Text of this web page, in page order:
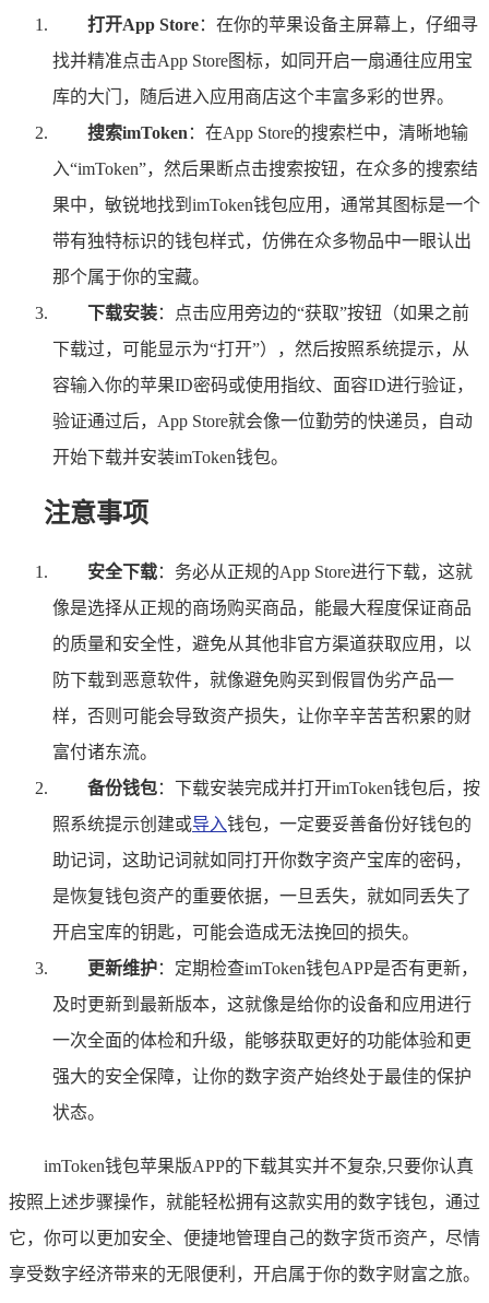
打开App Store：在你的苹果设备主屏幕上，仔细寻
找并精准点击App Store图标，如同开启一扇通往应用宝
库的大门，随后进入应用商店这个丰富多彩的世界。
搜索imToken ：在App Store的搜索栏中，清晰地输
入“imToken”，然后果断点击搜索按钮，在众多的搜索结
果中，敏锐地找到imToken钱包应用，通常其图标是一个
带有独特标识的钱包样式，仿佛在众多物品中一眼认出
那个属于你的宝藏。
下载安装：点击应用旁边的“获取”按钮（如果之前
下载过，可能显示为“打开”），然后按照系统提示，从
容输入你的苹果ID密码或使用指纹、面容ID进行验证，
验证通过后，App Store就会像一位勤劳的快递员，自动
开始下载并安装imToken钱包。
注意事项
安全下载：务必从正规的App Store进行下载，这就
像是选择从正规的商场购买商品，能最大程度保证商品
的质量和安全性，避免从其他非官方渠道获取应用，以
防下载到恶意软件，就像避免购买到假冒伪劣产品一
样，否则可能会导致资产损失，让你辛辛苦苦积累的财
富付诸东流。
备份钱包：下载安装完成并打开imToken钱包后，按
照系统提示创建或导入钱包，一定要妥善备份好钱包的
助记词，这助记词就如同打开你数字资产宝库的密码，
是恢复钱包资产的重要依据，一旦丢失，就如同丢失了
开启宝库的钥匙，可能会造成无法挽回的损失。
更新维护：定期检查imToken钱包APP是否有更新，
及时更新到最新版本，这就像是给你的设备和应用进行
一次全面的体检和升级，能够获取更好的功能体验和更
强大的安全保障，让你的数字资产始终处于最佳的保护
状态。
imToken钱包苹果版APP的下载其实并不复杂,只要你认真
按照上述步骤操作，就能轻松拥有这款实用的数字钱包，通过
它，你可以更加安全、便捷地管理自己的数字货币资产，尽情
享受数字经济带来的无限便利，开启属于你的数字财富之旅。